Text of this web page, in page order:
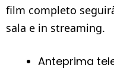
film completo
sala e in streaming.
Anteprima